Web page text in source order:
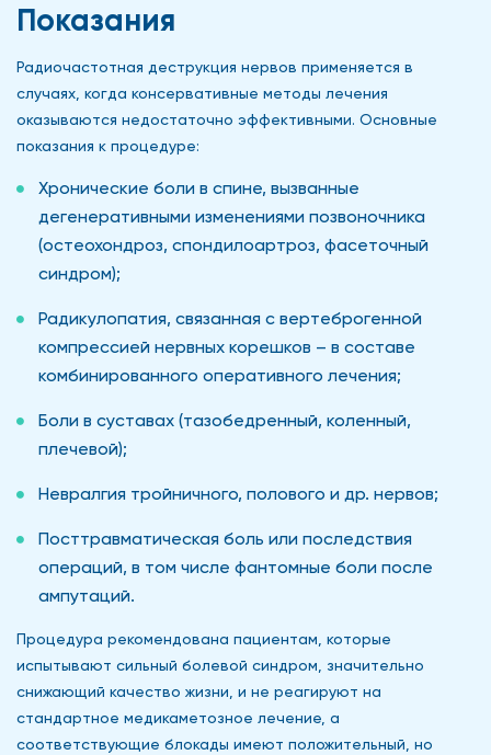
Показания
Радиочастотная деструкция нервов применяется в
случаях, когда консервативные методы лечения
оказываются недостаточно эффективными. Основные
показания к процедуре:
Хронические боли в спине, вызванные
дегенеративными изменениями позвоночника
(остеохондроз, спондилоартроз, фасеточный
синдром);
Радикулопатия, связанная с вертеброгенной
компрессией нервных корешков – в составе
комбинированного оперативного лечения;
Боли в суставах (тазобедренный, коленный,
плечевой);
Невралгия тройничного, полового и др. нервов;
Посттравматическая боль или последствия
операций, в том числе фантомные боли после
ампутаций.
Процедура рекомендована пациентам, которые
испытывают сильный болевой синдром, значительно
снижающий качество жизни, и не реагируют на
стандартное медикаметозное лечение, а
соответствующие блокады имеют положительный, но